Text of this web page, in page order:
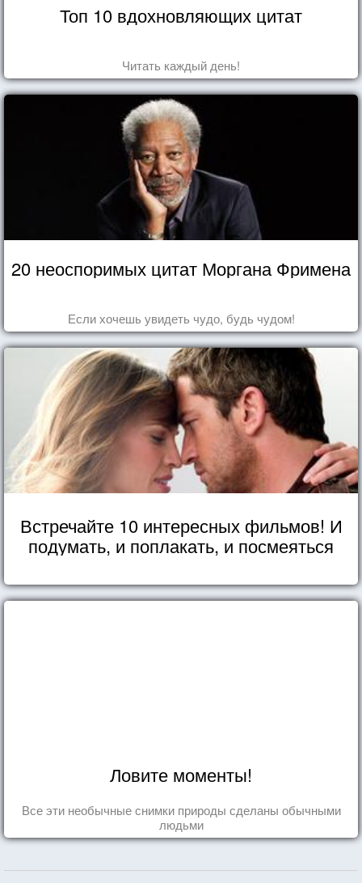
Топ 10 вдохновляющих цитат
Читать каждый день!
20 неоспоримых цитат Моргана Фримена
Если хочешь увидеть чудо, будь чудом!
Встречайте 10 интересных фильмов! И
подумать, и поплакать, и посмеяться
Ловите моменты!
Все эти необычные снимки природы сделаны обычными
людьми